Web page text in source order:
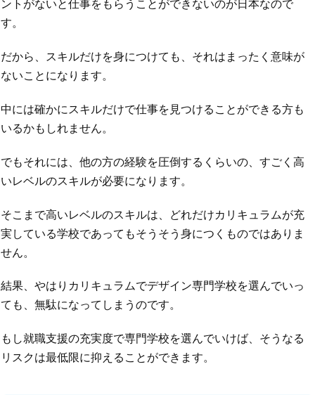
ントがないと仕事をもらうことができないのが日本なので
す。
だから、スキルだけを身につけても、それはまったく意味が
ないことになります。
中には確かにスキルだけで仕事を見つけることができる方も
いるかもしれません。
でもそれには、他の方の経験を圧倒するくらいの、すごく高
いレベルのスキルが必要になります。
そこまで高いレベルのスキルは、どれだけカリキュラムが充
実している学校であってもそうそう身につくものではありま
せん。
結果、やはりカリキュラムでデザイン専門学校を選んでいっ
ても、無駄になってしまうのです。
もし就職支援の充実度で専門学校を選んでいけば、そうなる
リスクは最低限に抑えることができます。